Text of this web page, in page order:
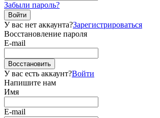
Забыли пароль?
Войти
У вас нет аккаунта?Зарегистрироваться
Восстановление пароля
E-mail
Восстановить
У вас есть аккаунт?Войти
Напишите нам
Имя
E-mail